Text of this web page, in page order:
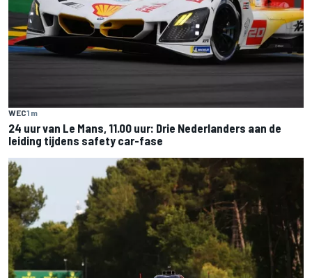
WEC1 m
24 uur van Le Mans, 11.00 uur: Drie Nederlanders aan de
leiding tijdens safety car-fase